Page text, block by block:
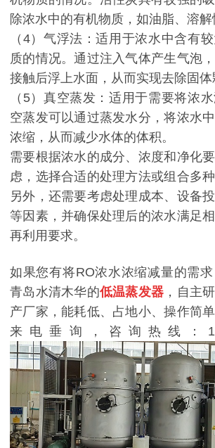
除浓水中的有机物质，如油脂、溶解
（4）气浮法：适用于浓水中含有
质的情况。通过注入气体产生气泡
接触后浮上水面，从而实现去除固体
（5）真空蒸发：适用于需要将浓
空蒸发可以通过蒸发水分，将浓水
浓缩，从而减少水体的体积。
需要根据浓水的成分、浓度和净化
虑，选择合适的处理方法或组合多种
另外，还需要考虑处理成本、设备
等因素，并确保处理后的浓水满足
再利用要求。
如果您有将RO浓水浓缩减量的需
青岛水清木华的低温蒸发器 ，自主
产厂家，能耗低、占地小、操作简
来电垂询，咨询热线：